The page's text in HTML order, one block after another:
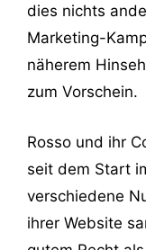
dies nichts
Marketing-
näherem
zum Vorschein.
Rosso und ihr
seit dem Start
verschiedene
ihrer Website